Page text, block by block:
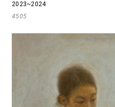
2023~2024
4505